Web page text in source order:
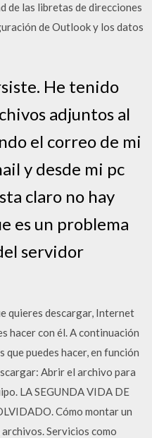
de las libretas de direcciones
de Outlook y los datos
He tenido
adjuntos al
el correo de mi
y desde mi pc
claro no hay
es un problema
servidor
quieres descargar, Internet
hacer con él. A continuación
que puedes hacer, en función
Abrir el archivo para
LA SEGUNDA VIDA DE
Cómo montar un
Servicios como